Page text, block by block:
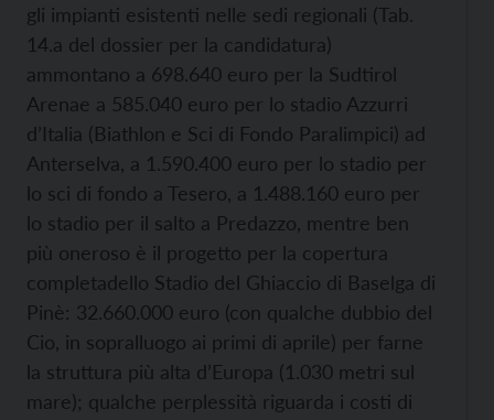
gli impianti esistenti nelle sedi regionali (Tab.
14.a del dossier per la candidatura)
ammontano a 698.640 euro per la Sudtirol
Arenae a 585.040 euro per lo stadio Azzurri
d’Italia (Biathlon e Sci di Fondo Paralimpici) ad
Anterselva, a 1.590.400 euro per lo stadio per
lo sci di fondo a Tesero, a 1.488.160 euro per
lo stadio per il salto a Predazzo, mentre ben
più oneroso è il progetto per la copertura
completadello Stadio del Ghiaccio di Baselga di
Pinè: 32.660.000 euro (con qualche dubbio del
Cio, in sopralluogo ai primi di aprile) per farne
la struttura più alta d’Europa (1.030 metri sul
mare); qualche perplessità riguarda i costi di